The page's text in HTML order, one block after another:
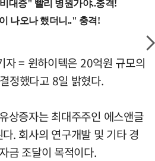
자 = 윈하이텍은 20억원 규모의
정했다고 8일 밝혔다.
상증자는 최대주주인 에스앤글
. 회사의 연구개발 및 기타 경
금 조달이 목적이다.